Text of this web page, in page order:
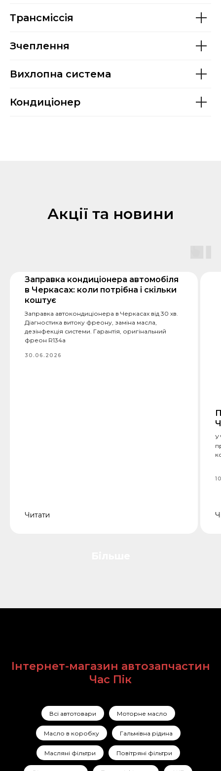
Трансміссія
Зчеплення
Вихлопна система
Кондиціонер
Акції та новини
Заправка кондиціонера автомобіля
в Черкасах: коли потрібна і скільки
коштує
Заправка автокондиціонера в Черкасах від 30 хв.
Діагностика витоку фреону, заміна масла,
дезінфекція системи. Гарантія, оригінальний
фреон R134a
30.06.2026
Читати
У
Інтернет-магазин автозапчастин
Час Пік
Всі автотовари Моторне масло
Масло в коробку Гальмівна рідина
Масляні фільтри Повітряні фільтри